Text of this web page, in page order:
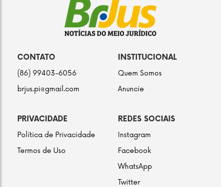
CONTATO
(86) 99403-6056
brjus.pi@gmail.com
INSTITUCIONAL
Quem Somos
Anuncie
PRIVACIDADE
Política de Privacidade
Termos de Uso
REDES SOCIAIS
Instagram
Facebook
WhatsApp
Twitter